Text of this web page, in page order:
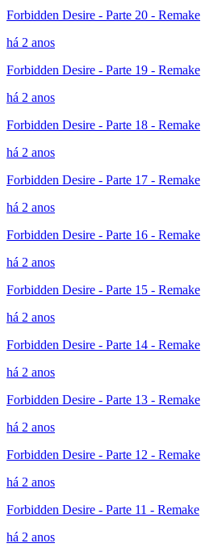
Forbidden Desire - Parte 20 - Remake
há 2 anos
Forbidden Desire - Parte 19 - Remake
há 2 anos
Forbidden Desire - Parte 18 - Remake
há 2 anos
Forbidden Desire - Parte 17 - Remake
há 2 anos
Forbidden Desire - Parte 16 - Remake
há 2 anos
Forbidden Desire - Parte 15 - Remake
há 2 anos
Forbidden Desire - Parte 14 - Remake
há 2 anos
Forbidden Desire - Parte 13 - Remake
há 2 anos
Forbidden Desire - Parte 12 - Remake
há 2 anos
Forbidden Desire - Parte 11 - Remake
há 2 anos